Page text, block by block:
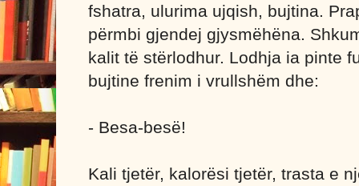
fshatra, ulurima ujqish, bujtina.
përmbi gjendej gjysmëhëna.
kalit të stërlodhur. Lodhja ia pinte
bujtine frenim i vrullshëm dhe:
- Besa-besë!
Kali tjetër, kalorësi tjetër, trasta e